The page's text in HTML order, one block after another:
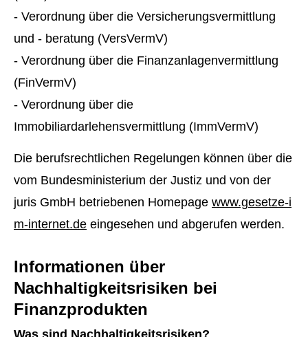
- Verordnung über die Versicherungsvermittlung
und - beratung (VersVermV)
- Verordnung über die Finanzanlagenvermittlung
(FinVermV)
- Verordnung über die
Immobiliardarlehensvermittlung (ImmVermV)
Die berufsrechtlichen Regelungen können über die
vom Bundesministerium der Justiz und von der
juris GmbH betriebenen Homepage www.gesetze-i
m-internet.de eingesehen und abgerufen werden.
Informationen über
Nachhaltigkeitsrisiken bei
Finanzprodukten